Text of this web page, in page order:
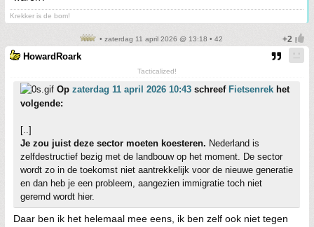
Krekker is de bom!
• zaterdag 11 april 2026 @ 13:18 • 42
HowardRoark
Tacticalized!
Op zaterdag 11 april 2026 10:43 schreef Fietsenrek het
volgende:
[..]
Je zou juist deze sector moeten koesteren. Nederland is
zelfdestructief bezig met de landbouw op het moment. De sector
wordt zo in de toekomst niet aantrekkelijk voor de nieuwe generatie
en dan heb je een probleem, aangezien immigratie toch niet
geremd wordt hier.
Daar ben ik het helemaal mee eens, ik ben zelf ook niet tegen